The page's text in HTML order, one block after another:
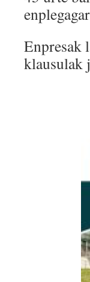
Enpresak
klausulak